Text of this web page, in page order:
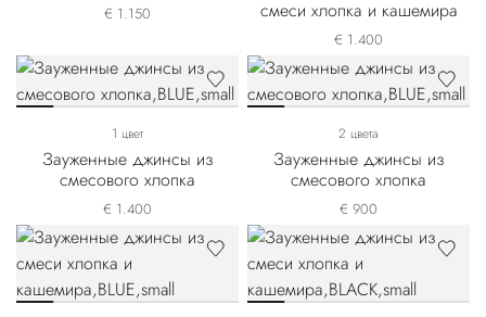
€ 1.150
смеси хлопка и кашемира
€ 1.400
1 цвет
Зауженные джинсы из
смесового хлопка
€ 1.400
2 цвета
Зауженные джинсы из
смесового хлопка
€ 900